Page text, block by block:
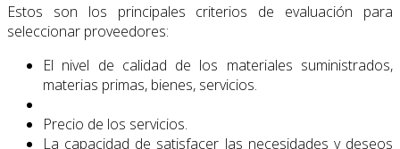
Estos son los principales criterios de evaluación para
seleccionar proveedores:
El nivel de calidad de los materiales suministrados,
materias primas, bienes, servicios.
Precio de los servicios.
La capacidad de satisfacer las necesidades y deseos